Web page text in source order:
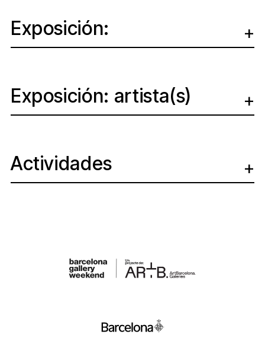
Exposición:
Exposición: artista(s)
Actividades